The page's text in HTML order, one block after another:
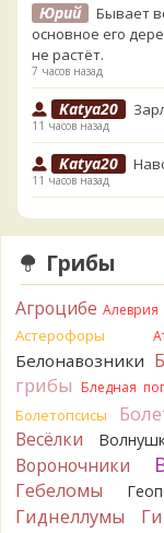
Юрий
Бывает
основное его
не растёт.
7 часов назад
Katya20
11 часов назад
Katya20
11 часов назад
Verona
1 день назад
Verona
1 день назад
Verona
Правильно
1 день назад
BorisM
1 день назад
BorisM
1 день назад
Грибы
Агроцибе Алеврия
Астерофоры
Белонавозники
грибы Бледная
Болетопсисы
Весёлки
Вороночники
Гебеломы
Гиднеллумы